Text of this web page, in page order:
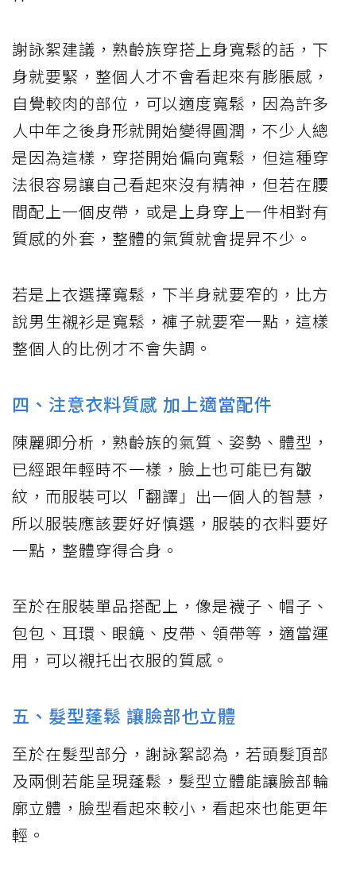
謝詠絮建議，熟齡族穿搭上身寬鬆的話，下
身就要緊，整個人才不會看起來有膨脹感，
自覺較肉的部位，可以適度寬鬆，因為許多
人中年之後身形就開始變得圓潤，不少人總
是因為這樣，穿搭開始偏向寬鬆，但這種穿
法很容易讓自己看起來沒有精神，但若在腰
間配上一個皮帶，或是上身穿上一件相對有
質感的外套，整體的氣質就會提昇不少。
若是上衣選擇寬鬆，下半身就要窄的，比方
說男生襯衫是寬鬆，褲子就要窄一點，這樣
整個人的比例才不會失調。
四、注意衣料質感 加上適當配件
陳麗卿分析，熟齡族的氣質、姿勢、體型，
已經跟年輕時不一樣，臉上也可能已有皺
紋，而服裝可以「翻譯」出一個人的智慧，
所以服裝應該要好好慎選，服裝的衣料要好
一點，整體穿得合身。
至於在服裝單品搭配上，像是襪子、帽子、
包包、耳環、眼鏡、皮帶、領帶等，適當運
用，可以襯托出衣服的質感。
五、髮型蓬鬆 讓臉部也立體
至於在髮型部分，謝詠絮認為，若頭髮頂部
及兩側若能呈現蓬鬆，髮型立體能讓臉部輪
廓立體，臉型看起來較小，看起來也能更年
輕。